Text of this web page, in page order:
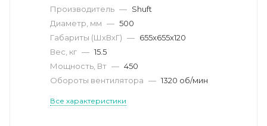
Производитель — Shuft
Диаметр, мм — 500
Габариты (ШхВхГ) — 655x655x120
Вес, кг — 15.5
Мощность, Вт — 450
Обороты вентилятора — 1320 об/мин
Все характеристики